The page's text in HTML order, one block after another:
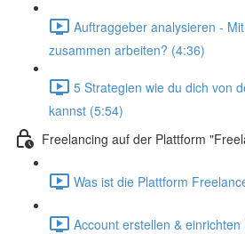
Auftraggeber analysieren -
zusammen arbeiten? (4:36)
5 Strategien wie du dich von
kannst (5:54)
Freelancing auf der Plattform
Was ist die Plattform
Account erstellen & einrichten